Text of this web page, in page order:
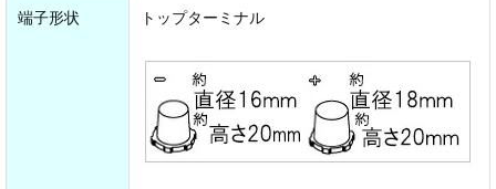
端子形状 トップターミナル